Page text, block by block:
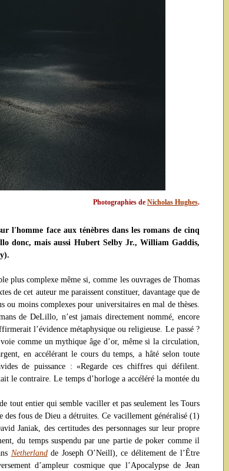
Photographies de Nicholas Hughes.
l'homme face aux ténèbres dans les romans de cinq
donc, mais aussi Hubert Selby Jr., William Gaddis,
plus complexe même si, comme les ouvrages de Thomas
de cet auteur me paraissent constituer, davantage que de
ou moins complexes pour universitaires en mal de thèses.
de DeLillo, n’est jamais directement nommé, encore
l’évidence métaphysique ou religieuse. Le passé ?
comme un mythique âge d’or, même si la circulation,
en accélérant le cours du temps, a hâté selon toute
de puissance : «Regarde ces chiffres qui défilent.
le contraire. Le temps d’horloge a accéléré la montée du
tout entier qui semble vaciller et pas seulement les Tours
fous de Dieu a détruites. Ce vacillement généralisé (1)
Janiak, des certitudes des personnages sur leur propre
du temps suspendu par une partie de poker comme il
Netherlandde Joseph O’Neill), ce délitement de l’Être
d’ampleur cosmique que l’Apocalypse de Jean